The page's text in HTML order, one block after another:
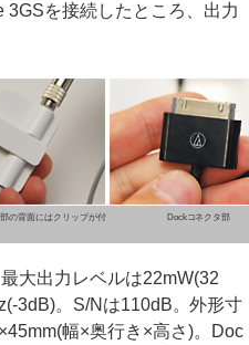
を接続したところ、出力
の背面にはクリップが付
Dockコネクタ部
大出力レベルは22mW(32
3dB)。S/Nは110dB。外形寸
幅×奥行き×高さ)。Doc